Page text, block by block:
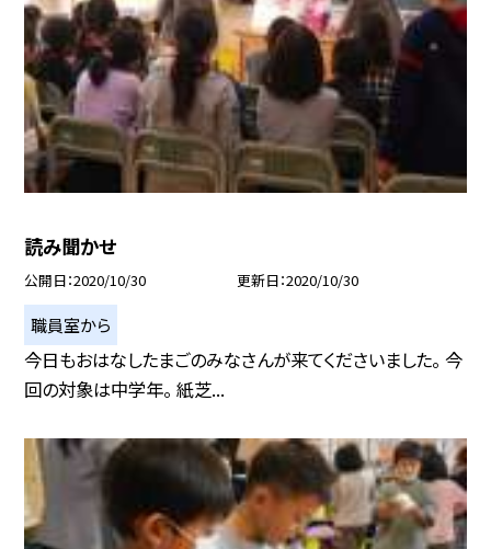
読み聞かせ
公開日 2020/10/30 更新日 2020/10/30
職員室から
今日もおはなしたまごのみなさんが来てくださいました。 今
回の対象は中学年。 紙芝...